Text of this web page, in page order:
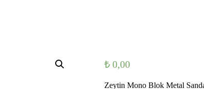
₺0,00
Zeytin Mono Blok Metal